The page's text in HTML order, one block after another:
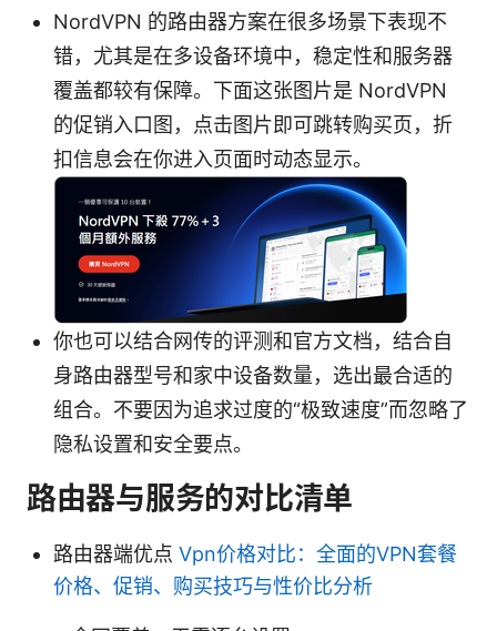
NordVPN 的路由器方案在很多场景下表现不
错，尤其是在多设备环境中，稳定性和服务器
覆盖都较有保障。下面这张图片是 NordVPN
的促销入口图，点击图片即可跳转购买页，折
扣信息会在你进入页面时动态显示。
你也可以结合网传的评测和官方文档，结合自
身路由器型号和家中设备数量，选出最合适的
组合。不要因为追求过度的“极致速度”而忽略了
隐私设置和安全要点。
路由器与服务的对比清单
路由器端优点 Vpn价格对比：全面的VPN套餐
价格、促销、购买技巧与性价比分析